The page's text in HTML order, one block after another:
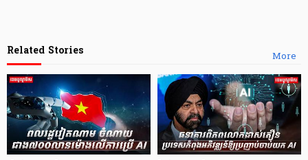
More
Related Stories